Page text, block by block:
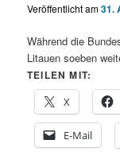
Veröffentlicht am31.
Während die
Litauen soeben
TEILEN MIT:
X
E-Mail